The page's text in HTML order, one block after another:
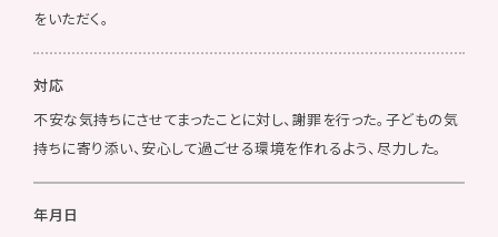
をいただく。
対応
不安な気持ちにさせてまったことに対し、謝罪を行った。子どもの気
持ちに寄り添い、安心して過ごせる環境を作れるよう、尽力した。
年月日